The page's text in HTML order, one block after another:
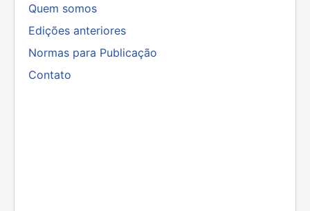
Quem somos
Edições anteriores
Normas para Publicação
Contato